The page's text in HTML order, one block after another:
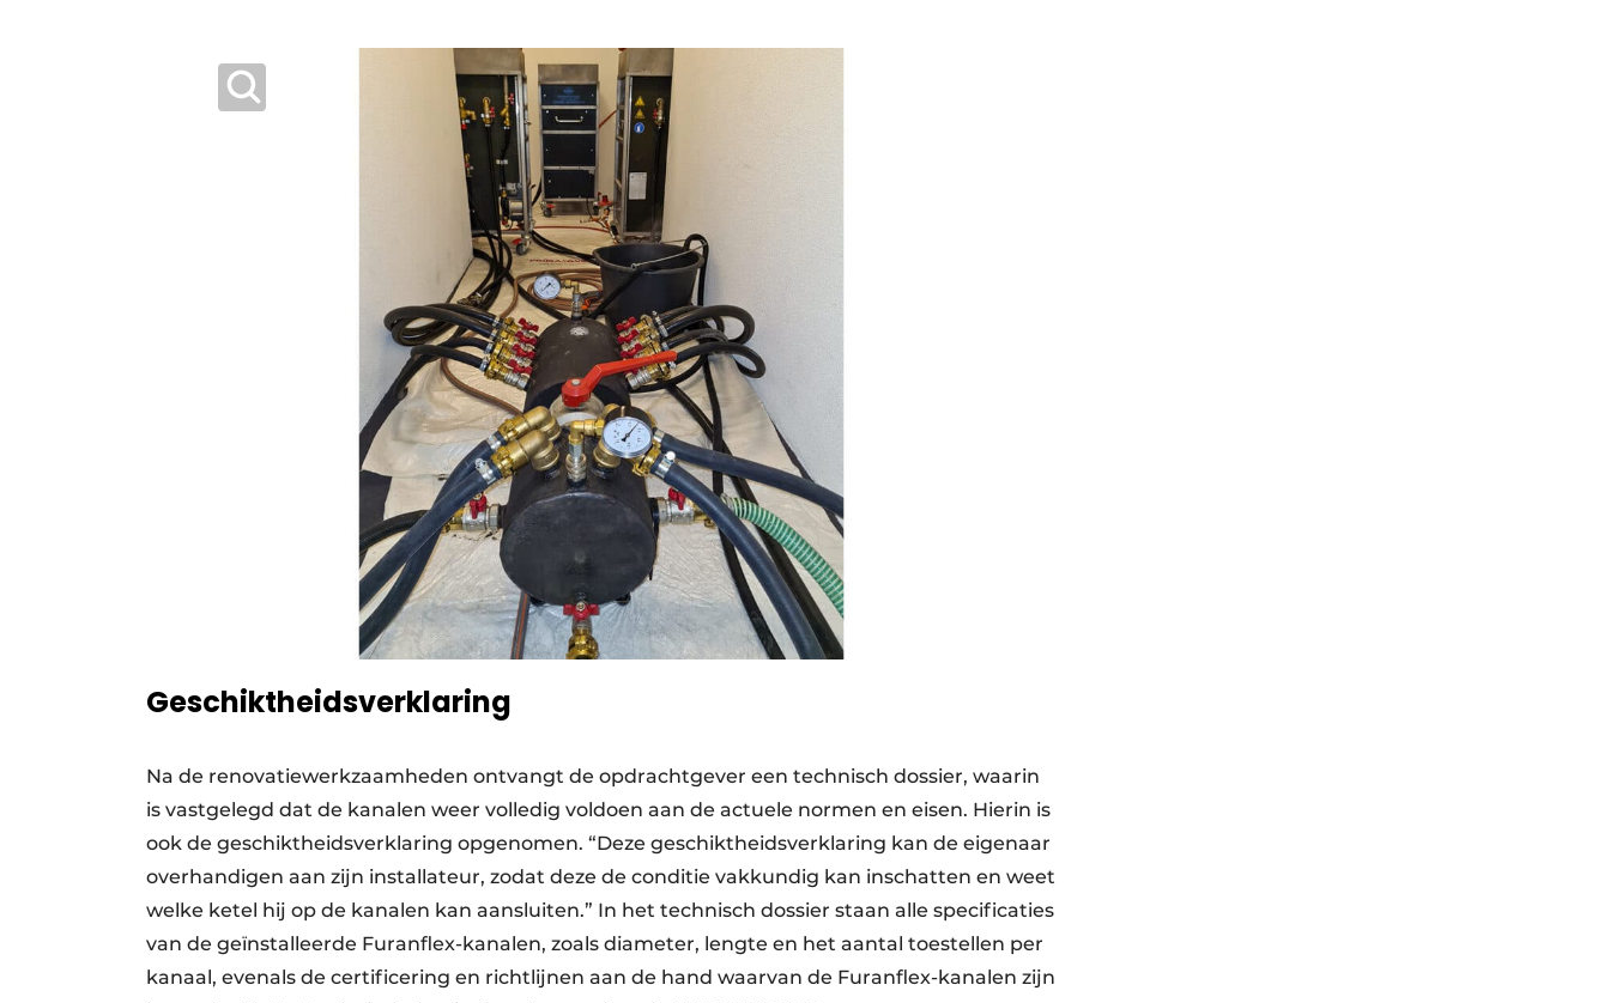
Geschiktheidsverklaring
Na de renovatiewerkzaamheden ontvangt de opdrachtgever een technisch dossier, waarin
is vastgelegd dat de kanalen weer volledig voldoen aan de actuele normen en eisen. Hierin is
ook de geschiktheidsverklaring opgenomen. “Deze geschiktheidsverklaring kan de eigenaar
overhandigen aan zijn installateur, zodat deze de conditie vakkundig kan inschatten en weet
welke ketel hij op de kanalen kan aansluiten.” In het technisch dossier staan alle specificaties
van de geïnstalleerde Furanflex-kanalen, zoals diameter, lengte en het aantal toestellen per
kanaal, evenals de certificering en richtlijnen aan de hand waarvan de Furanflex-kanalen zijn